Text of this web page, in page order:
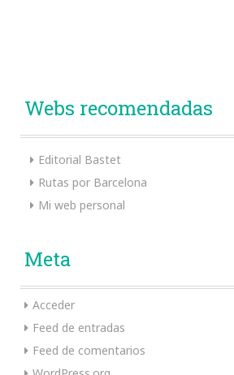
Webs recomendadas
Editorial Bastet
Rutas por Barcelona
Mi web personal
Meta
Acceder
Feed de entradas
Feed de comentarios